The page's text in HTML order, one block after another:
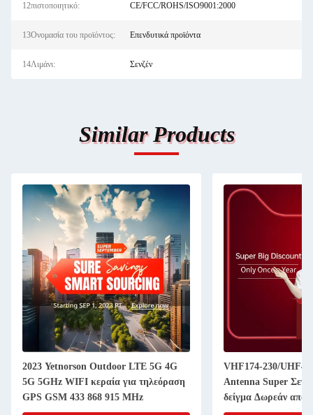
12πιστοποιητικό: CE/FCC/ROHS/ISO9001:2000
13Ονομασία του προϊόντος: Επενδυτικά προϊόντα
14Λιμάνι: Σενζέν
Similar Products
2023 Yetnorson Outdoor LTE 5G 4G
5G 5GHz WIFI κεραία για τηλεόραση
GPS GSM 433 868 915 MHz
VHF174-230/
Antenna Super
δείγμα Δωρεάν